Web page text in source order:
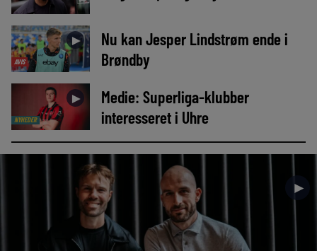
AVIS
►
Nu kan Jesper Lindstrøm ende i
Brøndby
NYHEDER
►
Medie: Superliga-klubber
interesseret i Uhre
►